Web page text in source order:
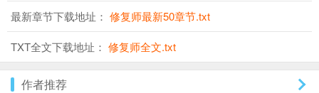
最新章节下载地址： 修复师最新50章节.txt
TXT全文下载地址： 修复师全文.txt
作者推荐